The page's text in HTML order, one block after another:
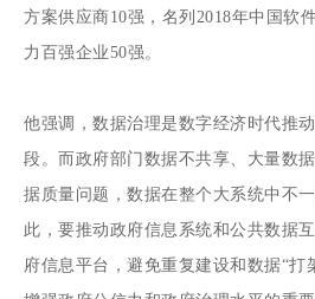
方案供应商10强，名列2018年中国软
力百强企业50强。
他强调，数据治理是数字经济时代推
段。而政府部门数据不共享、大量数
据质量问题，数据在整个大系统中不
此，要推动政府信息系统和公共数据
府信息平台，避免重复建设和数据“打